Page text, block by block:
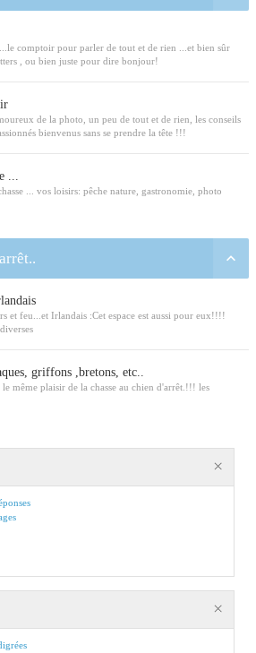
comptoir pour parler de tout et de rien ...et bien sûr
, ou bien juste pour dire bonjour!
de la photo, un peu de tout et de rien, les conseils
bienvenus sans se prendre la tête !!!
...
... vos loisirs: pêche nature, gastronomie, photo
et feu...et Irlandais :Cet espace est aussi pour eux!!!!
griffons ,bretons, etc..
le même plaisir de la chasse au chien d'arrêt.!!! les